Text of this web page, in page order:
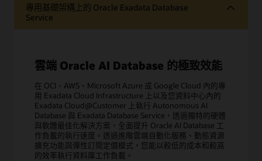
專用基礎架構上的 Oracle Exadata Database
Service
雲端 Oracle AI Database 的極致效能
在 OCI、AWS、Microsoft Azure 或 Google Cloud 內的專
用 Exadata Cloud Infrastructure 上以及您資料中心內的
Exadata Cloud@Customer 上執行 Autonomous AI
Database 與 Exadata Database Service，透過獨特的硬體
與軟體最佳化解決方案，全面提升 Oracle AI Database 工
作負載的執行速度。透過進階雲端自動化服務、動態資源
擴充功能與彈性訂閱定價模式，您能以較低的成本和較高
的效率執行資料庫工作負載。